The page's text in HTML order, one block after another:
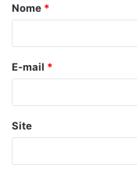
r
*
Nome *
E-mail *
Site